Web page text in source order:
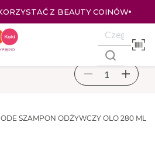
Z BEAUTY COINÓW
SZAMPON ODŻYWCZY OLO 280 ML